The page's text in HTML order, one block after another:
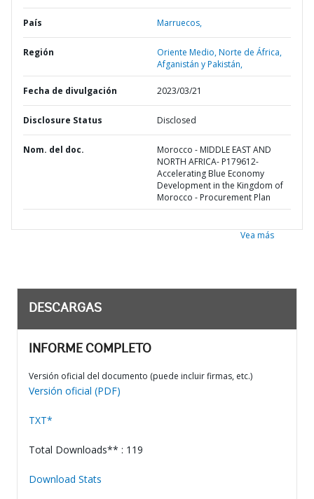
País Marruecos,
Región
Oriente Medio, Norte de África,
Afganistán y Pakistán,
Fecha de divulgación 2023/03/21
Disclosure Status Disclosed
Nom. del doc.
Morocco - MIDDLE EAST AND
NORTH AFRICA- P179612-
Accelerating Blue Economy
Development in the Kingdom of
Morocco - Procurement Plan
Vea más
DESCARGAS
INFORME COMPLETO
Versión oficial del documento (puede incluir firmas, etc.)
Versión oficial (PDF)
TXT*
Total Downloads** : 119
Download Stats